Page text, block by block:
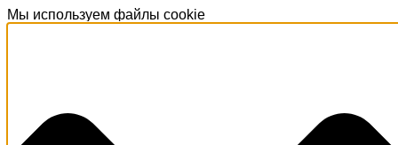
Мы используем файлы cookie